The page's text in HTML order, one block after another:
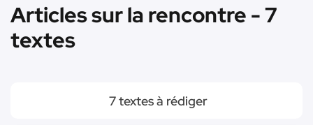
Articles sur la rencontre - 7
textes
7 textes à rédiger